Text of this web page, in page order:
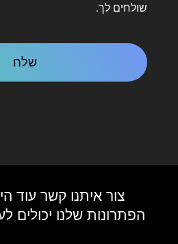
שולחים לך.
צור איתנו קשר עוד
הפתרונות שלנו יכולים